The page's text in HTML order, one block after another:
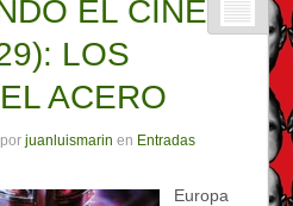
EL CINE
LOS
ACERO
por juanluismarin en Entradas
Europa